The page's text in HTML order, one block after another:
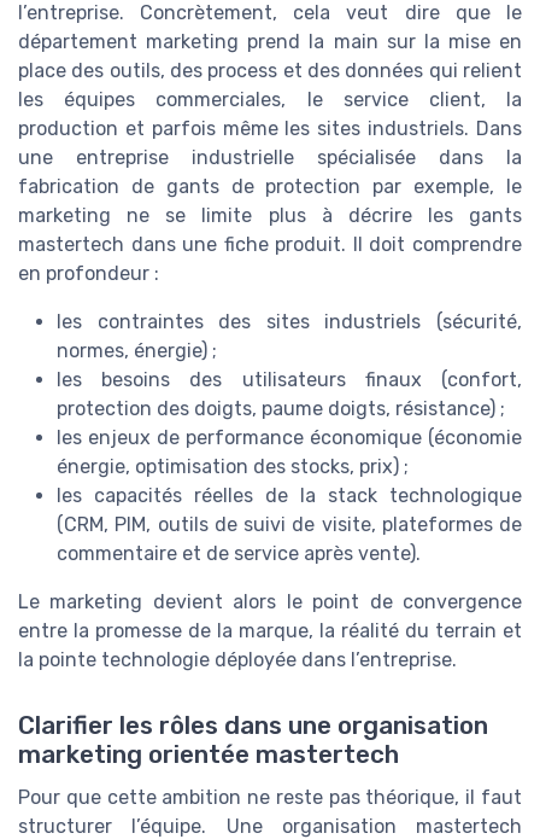
l’entreprise. Concrètement, cela veut dire que le
département marketing prend la main sur la mise en
place des outils, des process et des données qui relient
les équipes commerciales, le service client, la
production et parfois même les sites industriels. Dans
une entreprise industrielle spécialisée dans la
fabrication de gants de protection par exemple, le
marketing ne se limite plus à décrire les gants
mastertech dans une fiche produit. Il doit comprendre
en profondeur :
les contraintes des sites industriels (sécurité,
normes, énergie) ;
les besoins des utilisateurs finaux (confort,
protection des doigts, paume doigts, résistance) ;
les enjeux de performance économique (économie
énergie, optimisation des stocks, prix) ;
les capacités réelles de la stack technologique
(CRM, PIM, outils de suivi de visite, plateformes de
commentaire et de service après vente).
Le marketing devient alors le point de convergence
entre la promesse de la marque, la réalité du terrain et
la pointe technologie déployée dans l’entreprise.
Clarifier les rôles dans une organisation
marketing orientée mastertech
Pour que cette ambition ne reste pas théorique, il faut
structurer l’équipe. Une organisation mastertech